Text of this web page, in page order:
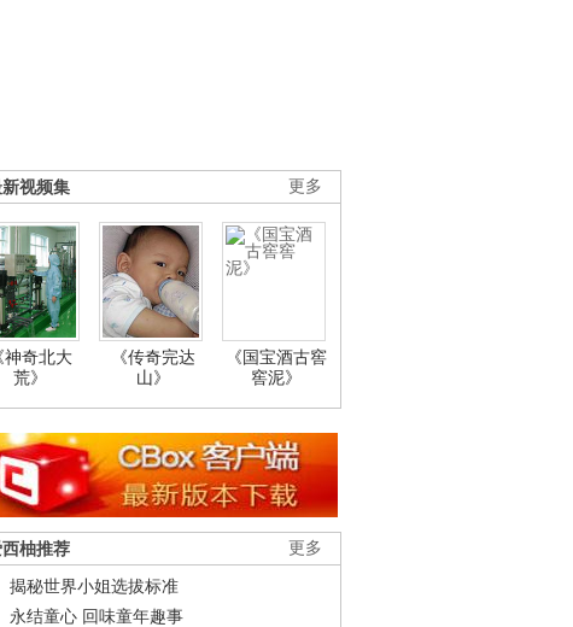
更多
视频集
神奇北大
荒》
《传奇完达
山》
《国宝酒古窖
窖泥》
更多
西柚推荐
揭秘世界小姐选拔标准
永结童心 回味童年趣事